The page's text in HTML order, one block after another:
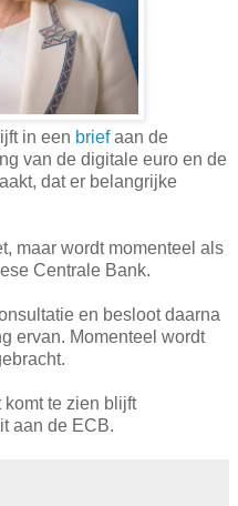
in een briefaan de
van de digitale euro en de
dat er belangrijke
maar wordt momenteel als
Centrale Bank.
en besloot daarna
ervan. Momenteel wordt
komt te zien blijft
aan de ECB.